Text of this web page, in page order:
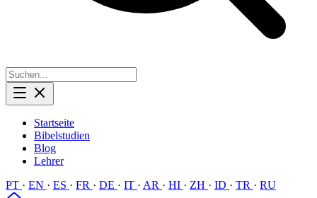
Startseite
Bibelstudien
Blog
Lehrer
PT · EN · ES · FR · DE · IT · AR · HI · ZH · ID · TR · RU